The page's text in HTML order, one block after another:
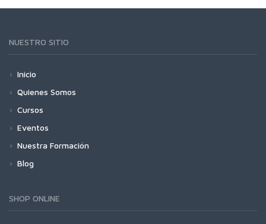
NUESTRO SITIO
Inicio
Quienes Somos
Cursos
Eventos
Nuestra Formación
Blog
SHOP ONLINE